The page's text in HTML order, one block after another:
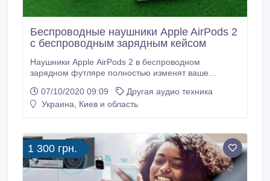
Беспроводные наушники Apple AirPods 2
с беспроводным зарядным кейсом
Наушники Apple AirPods 2 в беспроводном
зарядном футляре полностью изменят ваше
наушников. Достаньте их из футляра — и они уже
готовы к работе как с iPhone, Apple Watch, iPad или
чудеса.
07/10/2020 09:09
Другая аудио техника
Украина, Киев и область
1 300 грн.